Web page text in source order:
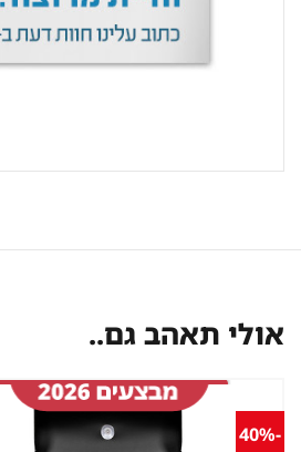
אולי תאהב גם..
-40%